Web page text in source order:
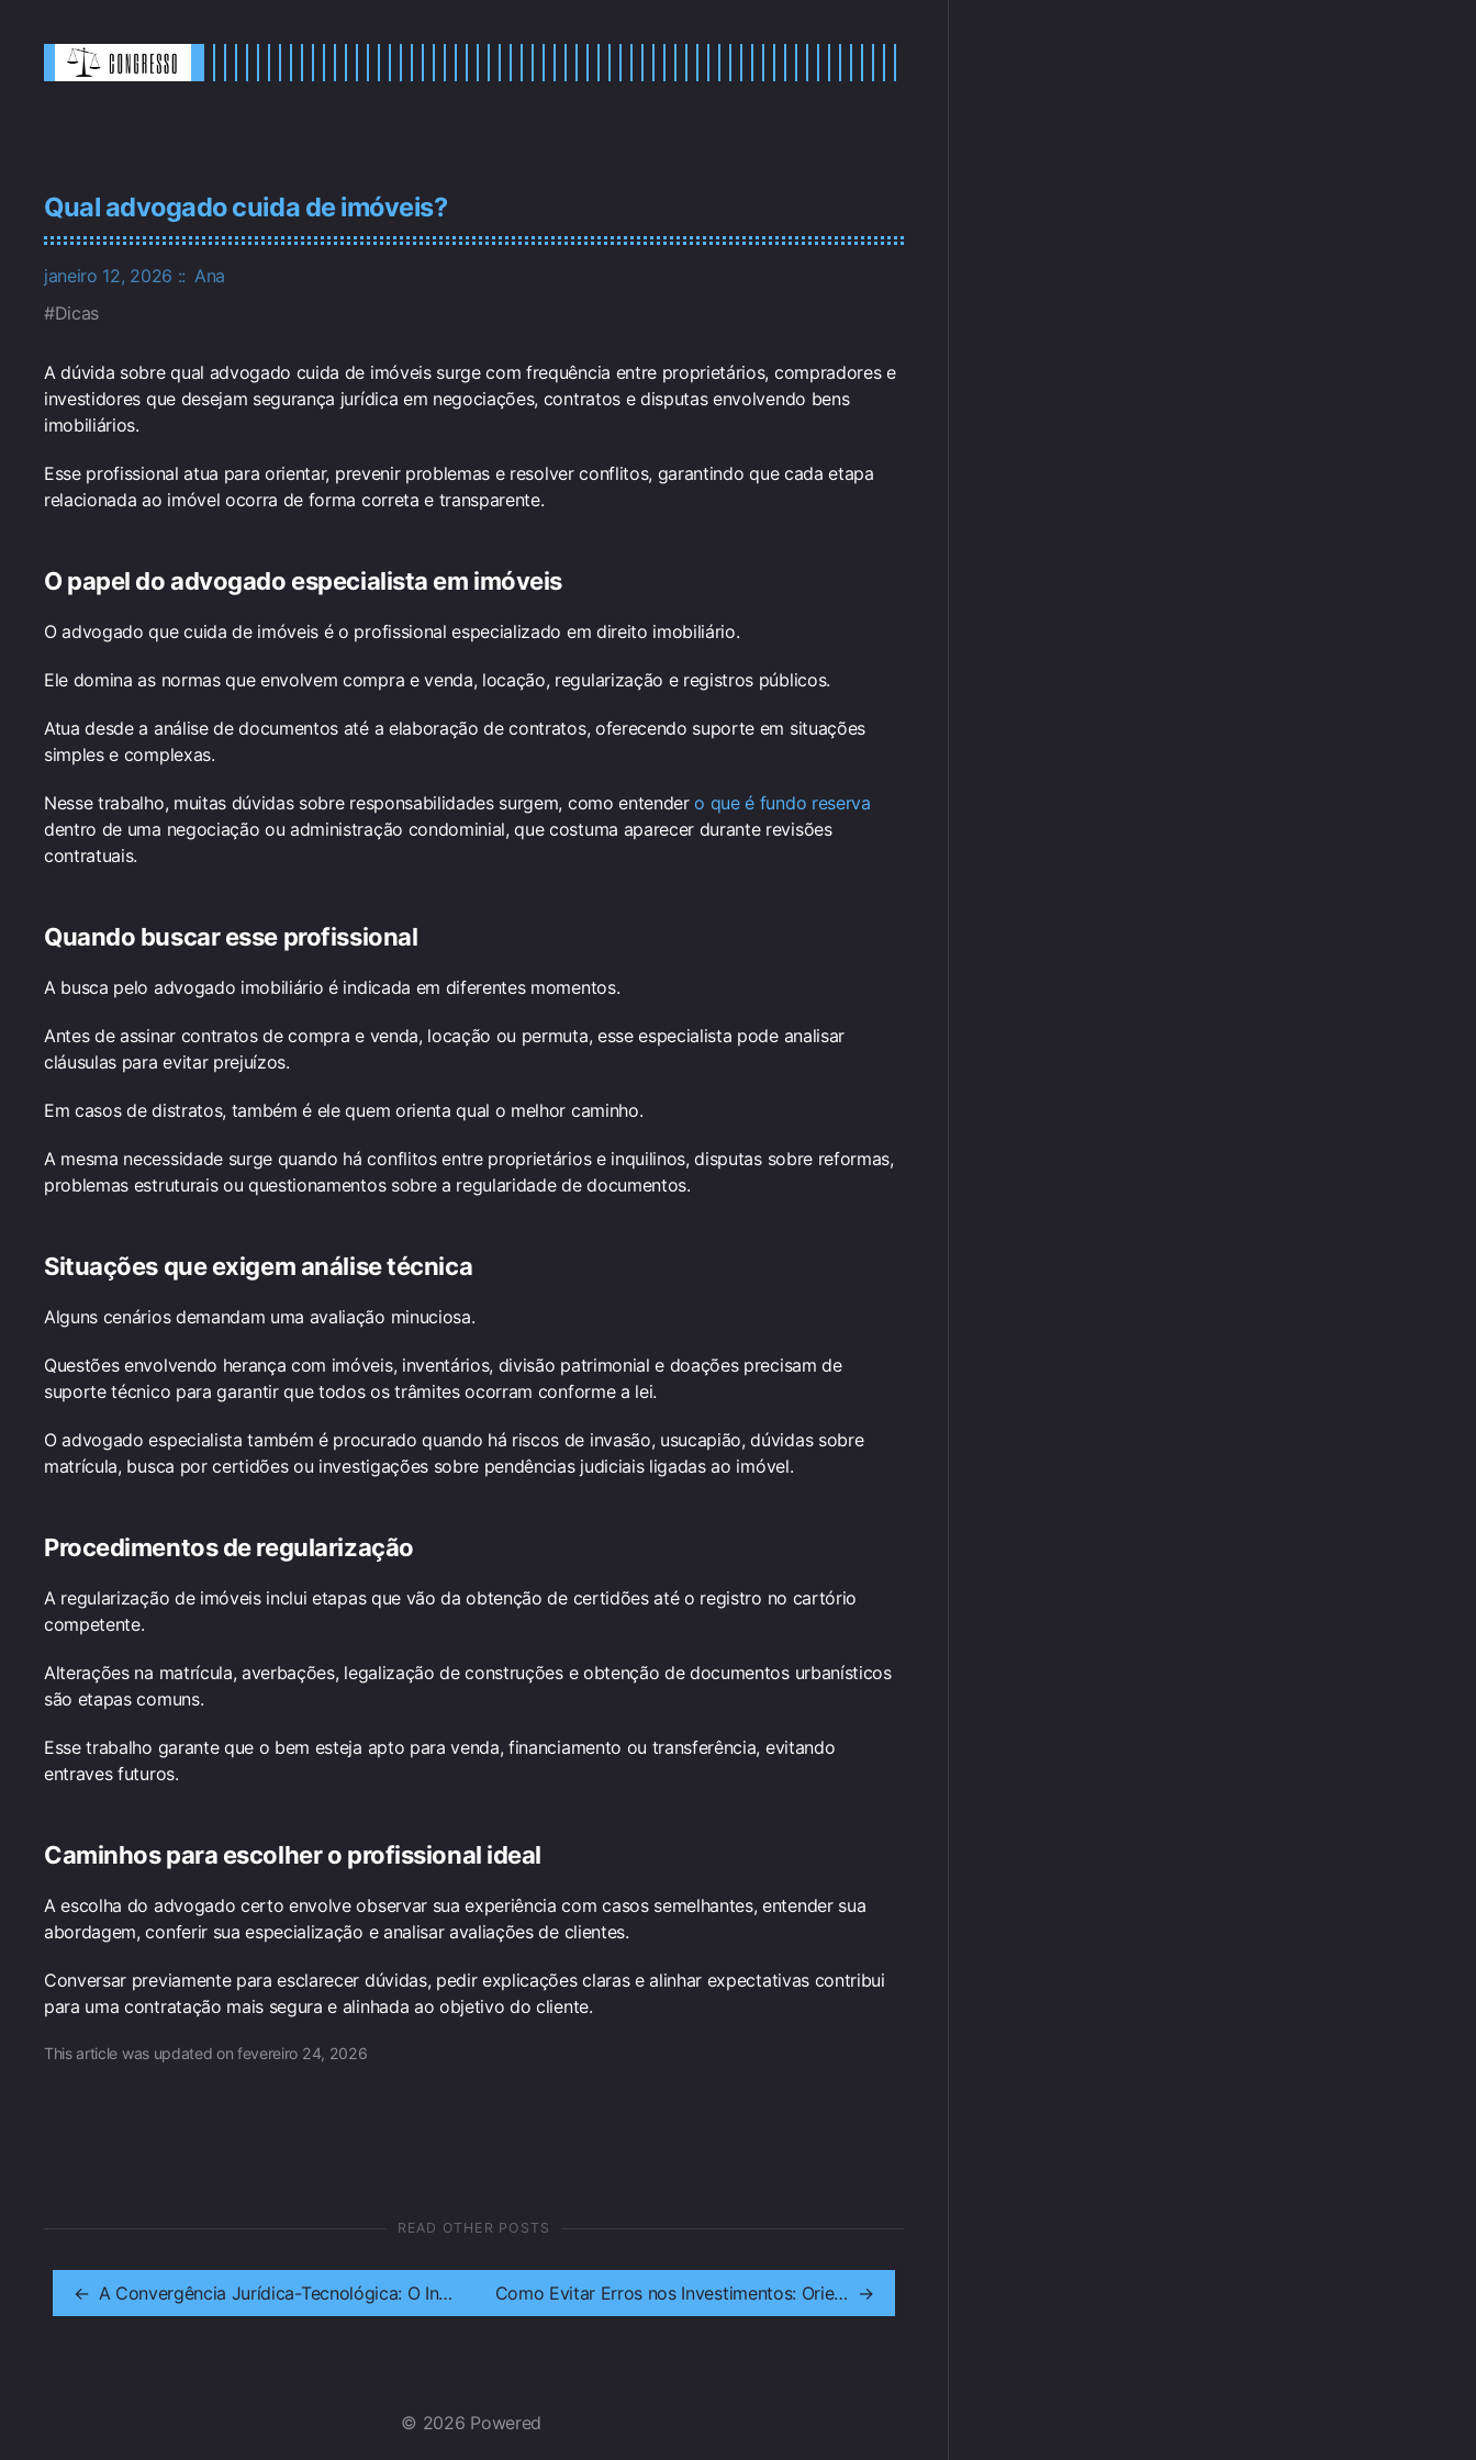
Qual advogado cuida de imóveis?
janeiro 12, 2026
Ana
Dicas
A dúvida sobre qual advogado cuida de imóveis surge com frequência entre proprietários, compradores e
investidores que desejam segurança jurídica em negociações, contratos e disputas envolvendo bens
imobiliários.
Esse profissional atua para orientar, prevenir problemas e resolver conflitos, garantindo que cada etapa
relacionada ao imóvel ocorra de forma correta e transparente.
O papel do advogado especialista em imóveis
O advogado que cuida de imóveis é o profissional especializado em direito imobiliário.
Ele domina as normas que envolvem compra e venda, locação, regularização e registros públicos.
Atua desde a análise de documentos até a elaboração de contratos, oferecendo suporte em situações
simples e complexas.
Nesse trabalho, muitas dúvidas sobre responsabilidades surgem, como entendero que é fundo reserva
dentro de uma negociação ou administração condominial, que costuma aparecer durante revisões
contratuais.
Quando buscar esse profissional
A busca pelo advogado imobiliário é indicada em diferentes momentos.
Antes de assinar contratos de compra e venda, locação ou permuta, esse especialista pode analisar
cláusulas para evitar prejuízos.
Em casos de distratos, também é ele quem orienta qual o melhor caminho.
A mesma necessidade surge quando há conflitos entre proprietários e inquilinos, disputas sobre reformas,
problemas estruturais ou questionamentos sobre a regularidade de documentos.
Situações que exigem análise técnica
Alguns cenários demandam uma avaliação minuciosa.
Questões envolvendo herança com imóveis, inventários, divisão patrimonial e doações precisam de
suporte técnico para garantir que todos os trâmites ocorram conforme a lei.
O advogado especialista também é procurado quando há riscos de invasão, usucapião, dúvidas sobre
matrícula, busca por certidões ou investigações sobre pendências judiciais ligadas ao imóvel.
Procedimentos de regularização
A regularização de imóveis inclui etapas que vão da obtenção de certidões até o registro no cartório
competente.
Alterações na matrícula, averbações, legalização de construções e obtenção de documentos urbanísticos
são etapas comuns.
Esse trabalho garante que o bem esteja apto para venda, financiamento ou transferência, evitando
entraves futuros.
Caminhos para escolher o profissional ideal
A escolha do advogado certo envolve observar sua experiência com casos semelhantes, entender sua
abordagem, conferir sua especialização e analisar avaliações de clientes.
Conversar previamente para esclarecer dúvidas, pedir explicações claras e alinhar expectativas contribui
para uma contratação mais segura e alinhada ao objetivo do cliente.
This article was updated on fevereiro 24, 2026
READ OTHER POSTS
← A Convergência Jurídica-Tecnológica: O Inventário Extrajudicial – Estrutura, Legalidade e a Otimização de Tempo pela Tecnologia Como Evitar Erros nos Investimentos: Orientação Jurídica para Investir com Segurança →
© 2026 Powered